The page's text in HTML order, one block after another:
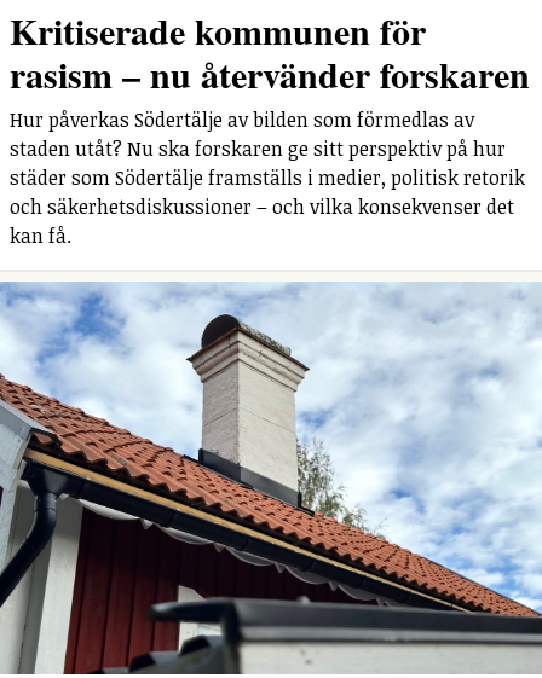
Kritiserade kommunen för
rasism – nu återvänder forskaren
Hur påverkas Södertälje av bilden som förmedlas av
staden utåt? Nu ska forskaren ge sitt perspektiv på hur
städer som Södertälje framställs i medier, politisk retorik
och säkerhetsdiskussioner – och vilka konsekvenser det
kan få.